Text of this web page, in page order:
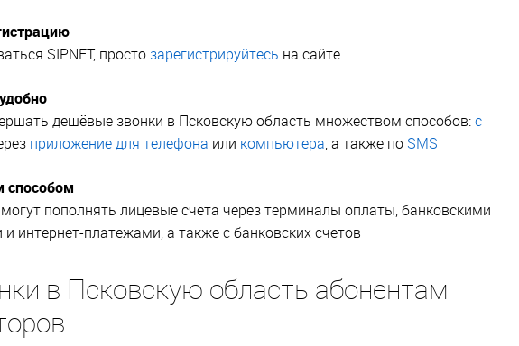
SIPNET, просто зарегистрируйтесь на сайте
дешёвые звонки в Псковскую область множеством способов:с
приложение для телефона или компьютера, а также по SMS
способом
пополнять лицевые счета через терминалы оплаты, банковскими
интернет-платежами, а также с банковских счетов
в Псковскую область абонентам